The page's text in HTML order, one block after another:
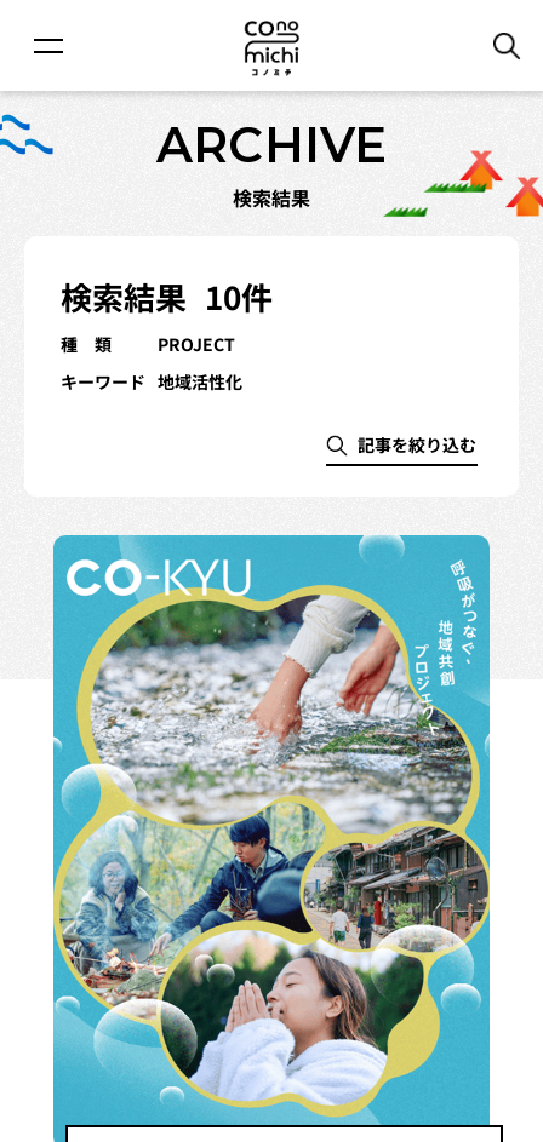
ARCHIVE
検索結果
検索結果 10件
種 類
PROJECT
キーワード 地域活性化
記事を絞り込む